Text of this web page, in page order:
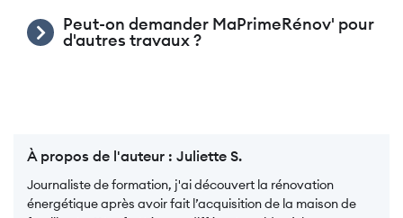
Peut-on demander MaPrimeRénov' pour
d'autres travaux ?
À propos de l'auteur : Juliette S.
Journaliste de formation, j'ai découvert la rénovation
énergétique après avoir fait l’acquisition de la maison de